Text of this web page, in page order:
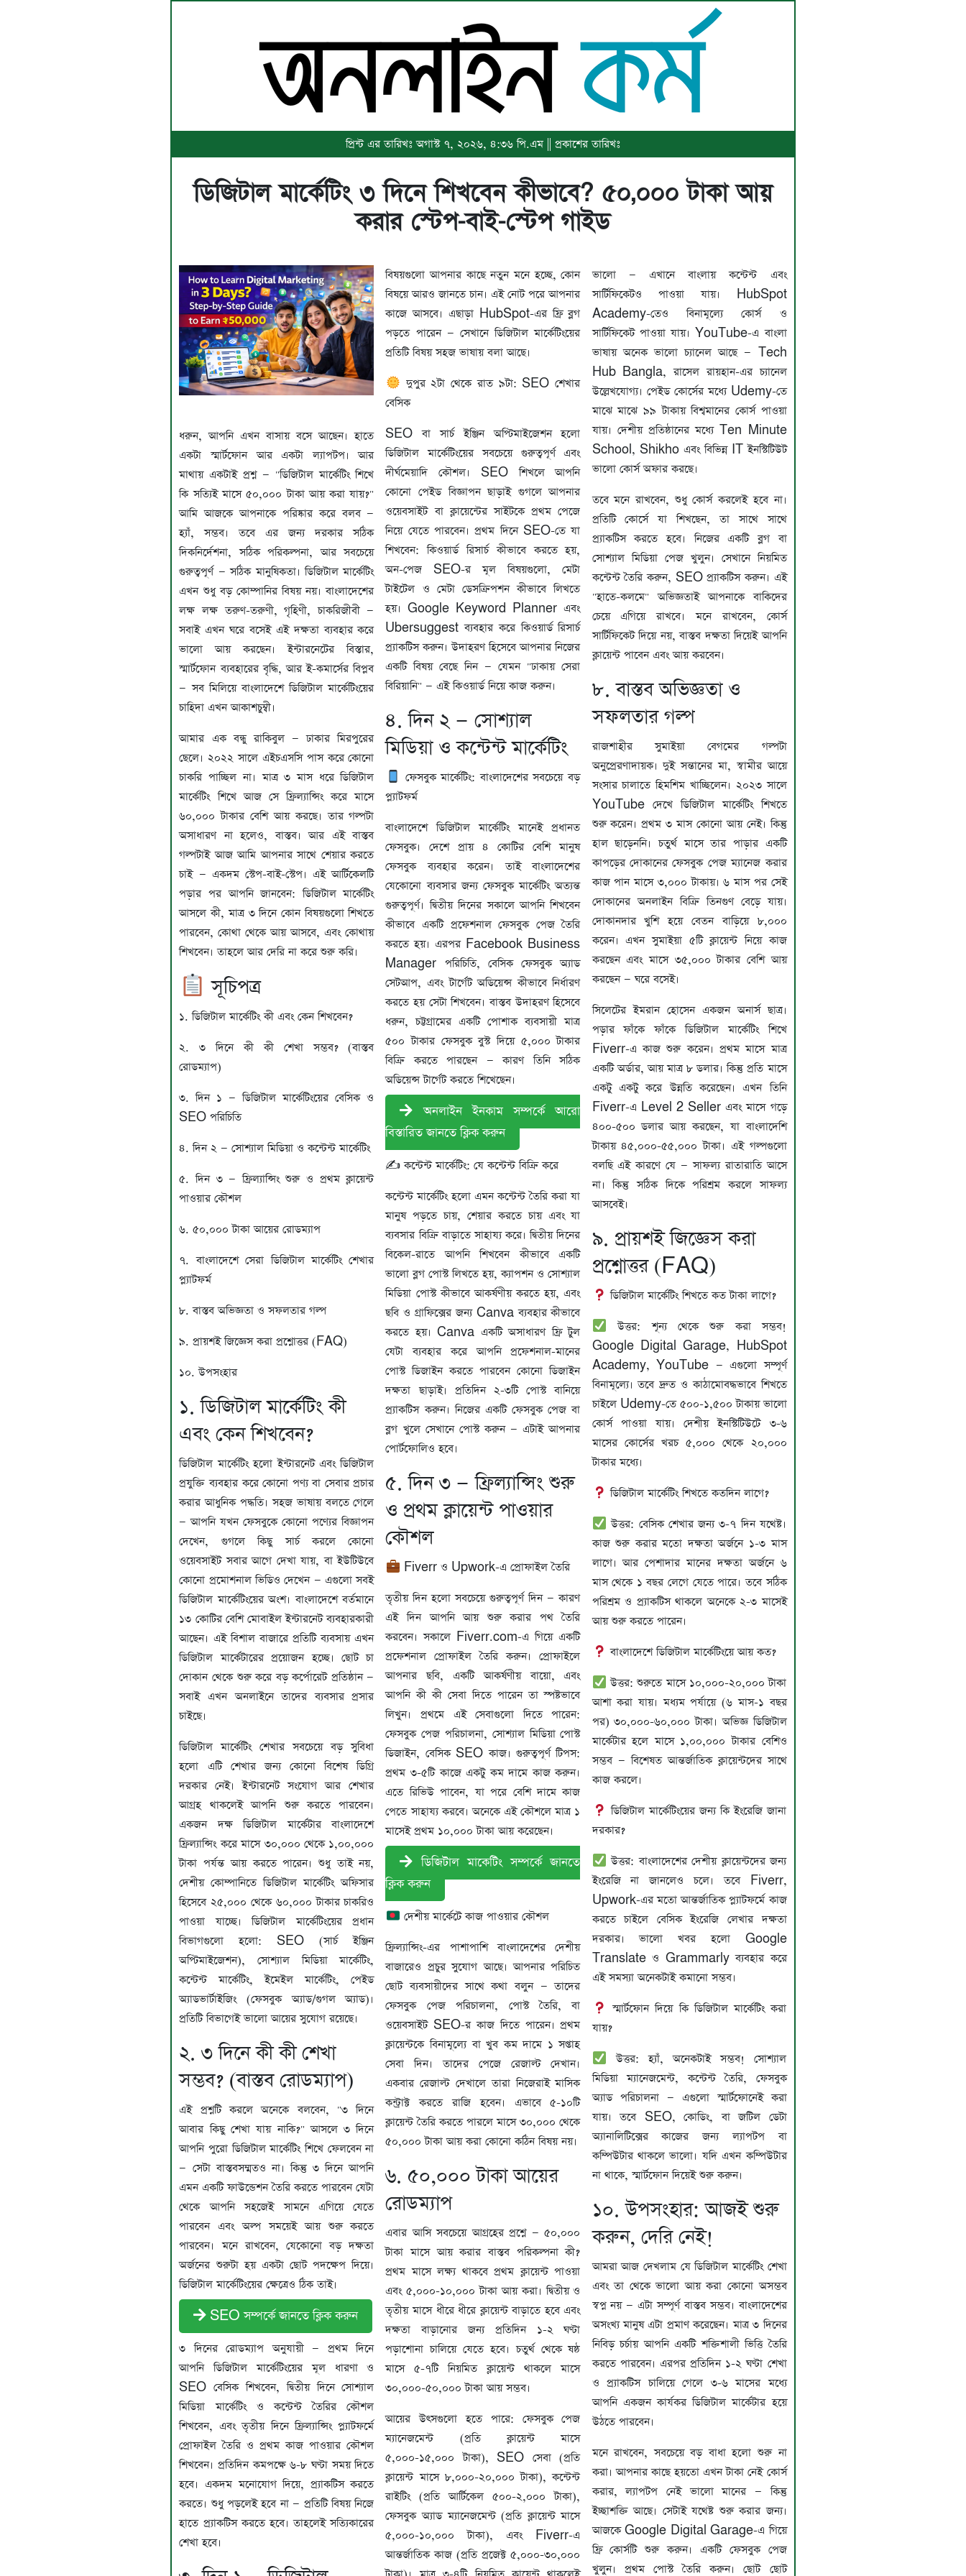
প্রিন্ট এর তারিখঃ অগাস্ট ৭, ২০২৬, ৪:৩৬ পি.এম || প্রকাশের তারিখঃ
ডিজিটাল মার্কেটিং ৩ দিনে শিখবেন কীভাবে? ৫০,০০০ টাকা আয়
করার স্টেপ-বাই-স্টেপ গাইড
ধরুন, আপনি এখন বাসায় বসে আছেন। হাতে
একটা স্মার্টফোন আর একটা ল্যাপটপ। আর
মাথায় একটাই প্রশ্ন — "ডিজিটাল মার্কেটিং শিখে
কি সত্যিই মাসে ৫০,০০০ টাকা আয় করা যায়?"
আমি আজকে আপনাকে পরিষ্কার করে বলব —
হ্যাঁ, সম্ভব। তবে এর জন্য দরকার সঠিক
দিকনির্দেশনা, সঠিক পরিকল্পনা, আর সবচেয়ে
গুরুত্বপূর্ণ — সঠিক মানুষিকতা। ডিজিটাল মার্কেটিং
এখন শুধু বড় কোম্পানির বিষয় নয়। বাংলাদেশের
লক্ষ লক্ষ তরুণ-তরুণী, গৃহিণী, চাকরিজীবী —
সবাই এখন ঘরে বসেই এই দক্ষতা ব্যবহার করে
ভালো আয় করছেন। ইন্টারনেটের বিস্তার,
স্মার্টফোন ব্যবহারের বৃদ্ধি, আর ই-কমার্সের বিপ্লব
— সব মিলিয়ে বাংলাদেশে ডিজিটাল মার্কেটিংয়ের
চাহিদা এখন আকাশচুম্বী।
আমার এক বন্ধু রাকিবুল — ঢাকার মিরপুরের
ছেলে। ২০২২ সালে এইচএসসি পাস করে কোনো
চাকরি পাচ্ছিল না। মাত্র ৩ মাস ধরে ডিজিটাল
মার্কেটিং শিখে আজ সে ফ্রিল্যান্সিং করে মাসে
৬০,০০০ টাকার বেশি আয় করছে। তার গল্পটা
অসাধারণ না হলেও, বাস্তব। আর এই বাস্তব
গল্পটাই আজ আমি আপনার সাথে শেয়ার করতে
চাই — একদম স্টেপ-বাই-স্টেপ। এই আর্টিকেলটি
পড়ার পর আপনি জানবেন: ডিজিটাল মার্কেটিং
আসলে কী, মাত্র ৩ দিনে কোন বিষয়গুলো শিখতে
পারবেন, কোথা থেকে আয় আসবে, এবং কোথায়
শিখবেন। তাহলে আর দেরি না করে শুরু করি।
সূচিপত্র
১. ডিজিটাল মার্কেটিং কী এবং কেন শিখবেন?
২. ৩ দিনে কী কী শেখা সম্ভব? (বাস্তব
রোডম্যাপ)
৩. দিন ১ — ডিজিটাল মার্কেটিংয়ের বেসিক ও
SEO পরিচিতি
৪. দিন ২ — সোশ্যাল মিডিয়া ও কন্টেন্ট মার্কেটিং
৫. দিন ৩ — ফ্রিল্যান্সিং শুরু ও প্রথম ক্লায়েন্ট
পাওয়ার কৌশল
৬. ৫০,০০০ টাকা আয়ের রোডম্যাপ
৭. বাংলাদেশে সেরা ডিজিটাল মার্কেটিং শেখার
প্ল্যাটফর্ম
৮. বাস্তব অভিজ্ঞতা ও সফলতার গল্প
৯. প্রায়শই জিজ্ঞেস করা প্রশ্নোত্তর (FAQ)
১০. উপসংহার
১. ডিজিটাল মার্কেটিং কী
এবং কেন শিখবেন?
ডিজিটাল মার্কেটিং হলো ইন্টারনেট এবং ডিজিটাল
প্রযুক্তি ব্যবহার করে কোনো পণ্য বা সেবার প্রচার
করার আধুনিক পদ্ধতি। সহজ ভাষায় বলতে গেলে
— আপনি যখন ফেসবুকে কোনো পণ্যের বিজ্ঞাপন
দেখেন, গুগলে কিছু সার্চ করলে কোনো
ওয়েবসাইট সবার আগে দেখা যায়, বা ইউটিউবে
কোনো প্রমোশনাল ভিডিও দেখেন — এগুলো সবই
ডিজিটাল মার্কেটিংয়ের অংশ। বাংলাদেশে বর্তমানে
১৩ কোটির বেশি মোবাইল ইন্টারনেট ব্যবহারকারী
আছেন। এই বিশাল বাজারে প্রতিটি ব্যবসায় এখন
ডিজিটাল মার্কেটারের প্রয়োজন হচ্ছে। ছোট চা
দোকান থেকে শুরু করে বড় কর্পোরেট প্রতিষ্ঠান —
সবাই এখন অনলাইনে তাদের ব্যবসার প্রসার
চাইছে।
ডিজিটাল মার্কেটিং শেখার সবচেয়ে বড় সুবিধা
হলো এটি শেখার জন্য কোনো বিশেষ ডিগ্রি
দরকার নেই। ইন্টারনেট সংযোগ আর শেখার
আগ্রহ থাকলেই আপনি শুরু করতে পারবেন।
একজন দক্ষ ডিজিটাল মার্কেটার বাংলাদেশে
ফ্রিল্যান্সিং করে মাসে ৩০,০০০ থেকে ১,০০,০০০
টাকা পর্যন্ত আয় করতে পারেন। শুধু তাই নয়,
দেশীয় কোম্পানিতে ডিজিটাল মার্কেটিং অফিসার
হিসেবে ২৫,০০০ থেকে ৬০,০০০ টাকার চাকরিও
পাওয়া যাচ্ছে। ডিজিটাল মার্কেটিংয়ের প্রধান
বিভাগগুলো হলো: SEO (সার্চ ইঞ্জিন
অপ্টিমাইজেশন), সোশ্যাল মিডিয়া মার্কেটিং,
কন্টেন্ট মার্কেটিং, ইমেইল মার্কেটিং, পেইড
অ্যাডভার্টাইজিং (ফেসবুক অ্যাড/গুগল অ্যাড)।
প্রতিটি বিভাগেই ভালো আয়ের সুযোগ রয়েছে।
২. ৩ দিনে কী কী শেখা
সম্ভব? (বাস্তব রোডম্যাপ)
এই প্রশ্নটি করলে অনেকে বলবেন, "৩ দিনে
আবার কিছু শেখা যায় নাকি?" আসলে ৩ দিনে
আপনি পুরো ডিজিটাল মার্কেটিং শিখে ফেলবেন না
— সেটা বাস্তবসম্মতও না। কিন্তু ৩ দিনে আপনি
এমন একটি ফাউন্ডেশন তৈরি করতে পারবেন যেটা
থেকে আপনি সহজেই সামনে এগিয়ে যেতে
পারবেন এবং অল্প সময়েই আয় শুরু করতে
পারবেন। মনে রাখবেন, যেকোনো বড় দক্ষতা
অর্জনের শুরুটা হয় একটা ছোট পদক্ষেপ দিয়ে।
ডিজিটাল মার্কেটিংয়ের ক্ষেত্রেও ঠিক তাই।
SEO সম্পর্কে জানতে ক্লিক করুন
৩ দিনের রোডম্যাপ অনুযায়ী — প্রথম দিনে
আপনি ডিজিটাল মার্কেটিংয়ের মূল ধারণা ও
SEO বেসিক শিখবেন, দ্বিতীয় দিনে সোশ্যাল
মিডিয়া মার্কেটিং ও কন্টেন্ট তৈরির কৌশল
শিখবেন, এবং তৃতীয় দিনে ফ্রিল্যান্সিং প্ল্যাটফর্মে
প্রোফাইল তৈরি ও প্রথম কাজ পাওয়ার কৌশল
শিখবেন। প্রতিদিন কমপক্ষে ৬-৮ ঘণ্টা সময় দিতে
হবে। একদম মনোযোগ দিয়ে, প্র্যাকটিস করতে
করতে। শুধু পড়লেই হবে না — প্রতিটি বিষয় নিজে
হাতে প্র্যাকটিস করতে হবে। তাহলেই সত্যিকারের
শেখা হবে।
বিষয়গুলো আপনার কাছে নতুন মনে হচ্ছে, কোন
বিষয়ে আরও জানতে চান। এই নোট পরে আপনার
কাজে আসবে। এছাড়া HubSpot-এর ফ্রি ব্লগ
পড়তে পারেন — সেখানে ডিজিটাল মার্কেটিংয়ের
প্রতিটি বিষয় সহজ ভাষায় বলা আছে।
দুপুর ২টা থেকে রাত ৯টা: SEO শেখার
বেসিক
SEO বা সার্চ ইঞ্জিন অপ্টিমাইজেশন হলো
ডিজিটাল মার্কেটিংয়ের সবচেয়ে গুরুত্বপূর্ণ এবং
দীর্ঘমেয়াদি কৌশল। SEO শিখলে আপনি
কোনো পেইড বিজ্ঞাপন ছাড়াই গুগলে আপনার
ওয়েবসাইট বা ক্লায়েন্টের সাইটকে প্রথম পেজে
নিয়ে যেতে পারবেন। প্রথম দিনে SEO-তে যা
শিখবেন: কিওয়ার্ড রিসার্চ কীভাবে করতে হয়,
অন-পেজ SEO-র মূল বিষয়গুলো, মেটা
টাইটেল ও মেটা ডেসক্রিপশন কীভাবে লিখতে
হয়। Google Keyword Planner এবং
Ubersuggest ব্যবহার করে কিওয়ার্ড রিসার্চ
প্র্যাকটিস করুন। উদাহরণ হিসেবে আপনার নিজের
একটি বিষয় বেছে নিন — যেমন "ঢাকায় সেরা
বিরিয়ানি" — এই কিওয়ার্ড নিয়ে কাজ করুন।
৪. দিন ২ — সোশ্যাল
মিডিয়া ও কন্টেন্ট মার্কেটিং
ফেসবুক মার্কেটিং: বাংলাদেশের সবচেয়ে বড়
প্ল্যাটফর্ম
বাংলাদেশে ডিজিটাল মার্কেটিং মানেই প্রধানত
ফেসবুক। দেশে প্রায় ৪ কোটির বেশি মানুষ
ফেসবুক ব্যবহার করেন। তাই বাংলাদেশের
যেকোনো ব্যবসার জন্য ফেসবুক মার্কেটিং অত্যন্ত
গুরুত্বপূর্ণ। দ্বিতীয় দিনের সকালে আপনি শিখবেন
কীভাবে একটি প্রফেশনাল ফেসবুক পেজ তৈরি
করতে হয়। এরপর Facebook Business
Manager পরিচিতি, বেসিক ফেসবুক অ্যাড
সেটআপ, এবং টার্গেট অডিয়েন্স কীভাবে নির্ধারণ
করতে হয় সেটা শিখবেন। বাস্তব উদাহরণ হিসেবে
ধরুন, চট্টগ্রামের একটি পোশাক ব্যবসায়ী মাত্র
৫০০ টাকার ফেসবুক বুস্ট দিয়ে ৫,০০০ টাকার
বিক্রি করতে পারছেন — কারণ তিনি সঠিক
অডিয়েন্স টার্গেট করতে শিখেছেন।
অনলাইন ইনকাম সম্পর্কে আরো
বিস্তারিত জানতে ক্লিক করুন
✍️ কন্টেন্ট মার্কেটিং: যে কন্টেন্ট বিক্রি করে
কন্টেন্ট মার্কেটিং হলো এমন কন্টেন্ট তৈরি করা যা
মানুষ পড়তে চায়, শেয়ার করতে চায় এবং যা
ব্যবসার বিক্রি বাড়াতে সাহায্য করে। দ্বিতীয় দিনের
বিকেল-রাতে আপনি শিখবেন কীভাবে একটি
ভালো ব্লগ পোস্ট লিখতে হয়, ক্যাপশন ও সোশ্যাল
মিডিয়া পোস্ট কীভাবে আকর্ষণীয় করতে হয়, এবং
ছবি ও গ্রাফিক্সের জন্য Canva ব্যবহার কীভাবে
করতে হয়। Canva একটি অসাধারণ ফ্রি টুল
যেটা ব্যবহার করে আপনি প্রফেশনাল-মানের
পোস্ট ডিজাইন করতে পারবেন কোনো ডিজাইন
দক্ষতা ছাড়াই। প্রতিদিন ২-৩টি পোস্ট বানিয়ে
প্র্যাকটিস করুন। নিজের একটি ফেসবুক পেজ বা
ব্লগ খুলে সেখানে পোস্ট করুন — এটাই আপনার
পোর্টফোলিও হবে।
৫. দিন ৩ — ফ্রিল্যান্সিং শুরু
ও প্রথম ক্লায়েন্ট পাওয়ার
কৌশল
Fiverr ও Upwork-এ প্রোফাইল তৈরি
তৃতীয় দিন হলো সবচেয়ে গুরুত্বপূর্ণ দিন — কারণ
এই দিন আপনি আয় শুরু করার পথ তৈরি
করবেন। সকালে Fiverr.com-এ গিয়ে একটি
প্রফেশনাল প্রোফাইল তৈরি করুন। প্রোফাইলে
আপনার ছবি, একটি আকর্ষণীয় বায়ো, এবং
আপনি কী কী সেবা দিতে পারেন তা স্পষ্টভাবে
লিখুন। প্রথমে এই সেবাগুলো দিতে পারেন:
ফেসবুক পেজ পরিচালনা, সোশ্যাল মিডিয়া পোস্ট
ডিজাইন, বেসিক SEO কাজ। গুরুত্বপূর্ণ টিপস:
প্রথম ৩-৫টি কাজে একটু কম দামে কাজ করুন।
এতে রিভিউ পাবেন, যা পরে বেশি দামে কাজ
পেতে সাহায্য করবে। অনেকে এই কৌশলে মাত্র ১
মাসেই প্রথম ১০,০০০ টাকা আয় করেছেন।
ডিজিটাল মাকেটিং সম্পর্কে জানতে
ক্লিক করুন
দেশীয় মার্কেটে কাজ পাওয়ার কৌশল
ফ্রিল্যান্সিং-এর পাশাপাশি বাংলাদেশের দেশীয়
বাজারেও প্রচুর সুযোগ আছে। আপনার পরিচিত
ছোট ব্যবসায়ীদের সাথে কথা বলুন — তাদের
ফেসবুক পেজ পরিচালনা, পোস্ট তৈরি, বা
ওয়েবসাইট SEO-র কাজ দিতে পারেন। প্রথম
ক্লায়েন্টকে বিনামূল্যে বা খুব কম দামে ১ সপ্তাহ
সেবা দিন। তাদের পেজে রেজাল্ট দেখান।
একবার রেজাল্ট দেখালে তারা নিজেরাই মাসিক
কন্ট্রাক্ট করতে রাজি হবেন। এভাবে ৫-১০টি
ক্লায়েন্ট তৈরি করতে পারলে মাসে ৩০,০০০ থেকে
৫০,০০০ টাকা আয় করা কোনো কঠিন বিষয় নয়।
৬. ৫০,০০০ টাকা আয়ের
রোডম্যাপ
এবার আসি সবচেয়ে আগ্রহের প্রশ্নে — ৫০,০০০
টাকা মাসে আয় করার বাস্তব পরিকল্পনা কী?
প্রথম মাসে লক্ষ্য থাকবে প্রথম ক্লায়েন্ট পাওয়া
এবং ৫,০০০-১০,০০০ টাকা আয় করা। দ্বিতীয় ও
তৃতীয় মাসে ধীরে ধীরে ক্লায়েন্ট বাড়াতে হবে এবং
দক্ষতা বাড়ানোর জন্য প্রতিদিন ১-২ ঘণ্টা
পড়াশোনা চালিয়ে যেতে হবে। চতুর্থ থেকে ষষ্ঠ
মাসে ৫-৭টি নিয়মিত ক্লায়েন্ট থাকলে মাসে
৩০,০০০-৫০,০০০ টাকা আয় সম্ভব।
আয়ের উৎসগুলো হতে পারে: ফেসবুক পেজ
ম্যানেজমেন্ট (প্রতি ক্লায়েন্ট মাসে
৫,০০০-১৫,০০০ টাকা), SEO সেবা (প্রতি
ক্লায়েন্ট মাসে ৮,০০০-২০,০০০ টাকা), কন্টেন্ট
রাইটিং (প্রতি আর্টিকেল ৫০০-২,০০০ টাকা),
ফেসবুক অ্যাড ম্যানেজমেন্ট (প্রতি ক্লায়েন্ট মাসে
৫,০০০-১০,০০০ টাকা), এবং Fiverr-এ
আন্তর্জাতিক কাজ (প্রতি প্রজেক্ট ৫,০০০-৩০,০০০
ভালো — এখানে বাংলায় কন্টেন্ট এবং
সার্টিফিকেটও পাওয়া যায়। HubSpot
Academy-তেও বিনামূল্যে কোর্স ও
সার্টিফিকেট পাওয়া যায়। YouTube-এ বাংলা
ভাষায় অনেক ভালো চ্যানেল আছে — Tech
Hub Bangla, রাসেল রায়হান-এর চ্যানেল
উল্লেখযোগ্য। পেইড কোর্সের মধ্যে Udemy-তে
মাঝে মাঝে ৯৯ টাকায় বিশ্বমানের কোর্স পাওয়া
যায়। দেশীয় প্রতিষ্ঠানের মধ্যে Ten Minute
School, Shikho এবং বিভিন্ন IT ইনস্টিটিউট
ভালো কোর্স অফার করছে।
তবে মনে রাখবেন, শুধু কোর্স করলেই হবে না।
প্রতিটি কোর্সে যা শিখছেন, তা সাথে সাথে
প্র্যাকটিস করতে হবে। নিজের একটি ব্লগ বা
সোশ্যাল মিডিয়া পেজ খুলুন। সেখানে নিয়মিত
কন্টেন্ট তৈরি করুন, SEO প্র্যাকটিস করুন। এই
"হাতে-কলমে" অভিজ্ঞতাই আপনাকে বাকিদের
চেয়ে এগিয়ে রাখবে। মনে রাখবেন, কোর্স
সার্টিফিকেট দিয়ে নয়, বাস্তব দক্ষতা দিয়েই আপনি
ক্লায়েন্ট পাবেন এবং আয় করবেন।
৮. বাস্তব অভিজ্ঞতা ও
সফলতার গল্প
রাজশাহীর সুমাইয়া বেগমের গল্পটা
অনুপ্রেরণাদায়ক। দুই সন্তানের মা, স্বামীর আয়ে
সংসার চালাতে হিমশিম খাচ্ছিলেন। ২০২৩ সালে
YouTube দেখে ডিজিটাল মার্কেটিং শিখতে
শুরু করেন। প্রথম ৩ মাস কোনো আয় নেই। কিন্তু
হাল ছাড়েননি। চতুর্থ মাসে তার পাড়ার একটি
কাপড়ের দোকানের ফেসবুক পেজ ম্যানেজ করার
কাজ পান মাসে ৩,০০০ টাকায়। ৬ মাস পর সেই
দোকানের অনলাইন বিক্রি তিনগুণ বেড়ে যায়।
দোকানদার খুশি হয়ে বেতন বাড়িয়ে ৮,০০০
করেন। এখন সুমাইয়া ৫টি ক্লায়েন্ট নিয়ে কাজ
করছেন এবং মাসে ৩৫,০০০ টাকার বেশি আয়
করছেন — ঘরে বসেই।
সিলেটের ইমরান হোসেন একজন অনার্স ছাত্র।
পড়ার ফাঁকে ফাঁকে ডিজিটাল মার্কেটিং শিখে
Fiverr-এ কাজ শুরু করেন। প্রথম মাসে মাত্র
একটি অর্ডার, আয় মাত্র ৮ ডলার। কিন্তু প্রতি মাসে
একটু একটু করে উন্নতি করেছেন। এখন তিনি
Fiverr-এ Level 2 Seller এবং মাসে গড়ে
৪০০-৫০০ ডলার আয় করছেন, যা বাংলাদেশি
টাকায় ৪৫,০০০-৫৫,০০০ টাকা। এই গল্পগুলো
বলছি এই কারণে যে — সাফল্য রাতারাতি আসে
না। কিন্তু সঠিক দিকে পরিশ্রম করলে সাফল্য
আসবেই।
৯. প্রায়শই জিজ্ঞেস করা
প্রশ্নোত্তর (FAQ)
ডিজিটাল মার্কেটিং শিখতে কত টাকা লাগে?
উত্তর: শূন্য থেকে শুরু করা সম্ভব!
Google Digital Garage, HubSpot
Academy, YouTube — এগুলো সম্পূর্ণ
বিনামূল্যে। তবে দ্রুত ও কাঠামোবদ্ধভাবে শিখতে
চাইলে Udemy-তে ৫০০-১,৫০০ টাকায় ভালো
কোর্স পাওয়া যায়। দেশীয় ইনস্টিটিউটে ৩-৬
মাসের কোর্সের খরচ ৫,০০০ থেকে ২০,০০০
টাকার মধ্যে।
ডিজিটাল মার্কেটিং শিখতে কতদিন লাগে?
উত্তর: বেসিক শেখার জন্য ৩-৭ দিন যথেষ্ট।
কাজ শুরু করার মতো দক্ষতা অর্জনে ১-৩ মাস
লাগে। আর পেশাদার মানের দক্ষতা অর্জনে ৬
মাস থেকে ১ বছর লেগে যেতে পারে। তবে সঠিক
পরিশ্রম ও প্র্যাকটিস থাকলে অনেকে ২-৩ মাসেই
আয় শুরু করতে পারেন।
বাংলাদেশে ডিজিটাল মার্কেটিংয়ে আয় কত?
উত্তর: শুরুতে মাসে ১০,০০০-২০,০০০ টাকা
আশা করা যায়। মধ্যম পর্যায়ে (৬ মাস-১ বছর
পর) ৩০,০০০-৬০,০০০ টাকা। অভিজ্ঞ ডিজিটাল
মার্কেটার হলে মাসে ১,০০,০০০ টাকার বেশিও
সম্ভব — বিশেষত আন্তর্জাতিক ক্লায়েন্টদের সাথে
কাজ করলে।
ডিজিটাল মার্কেটিংয়ের জন্য কি ইংরেজি জানা
দরকার?
উত্তর: বাংলাদেশের দেশীয় ক্লায়েন্টদের জন্য
ইংরেজি না জানলেও চলে। তবে Fiverr,
Upwork-এর মতো আন্তর্জাতিক প্ল্যাটফর্মে কাজ
করতে চাইলে বেসিক ইংরেজি লেখার দক্ষতা
দরকার। ভালো খবর হলো Google
Translate ও Grammarly ব্যবহার করে
এই সমস্যা অনেকটাই কমানো সম্ভব।
স্মার্টফোন দিয়ে কি ডিজিটাল মার্কেটিং করা
যায়?
উত্তর: হ্যাঁ, অনেকটাই সম্ভব! সোশ্যাল
মিডিয়া ম্যানেজমেন্ট, কন্টেন্ট তৈরি, ফেসবুক
অ্যাড পরিচালনা — এগুলো স্মার্টফোনেই করা
যায়। তবে SEO, কোডিং, বা জটিল ডেটা
অ্যানালিটিক্সের কাজের জন্য ল্যাপটপ বা
কম্পিউটার থাকলে ভালো। যদি এখন কম্পিউটার
না থাকে, স্মার্টফোন দিয়েই শুরু করুন।
১০. উপসংহার: আজই শুরু
করুন, দেরি নেই!
আমরা আজ দেখলাম যে ডিজিটাল মার্কেটিং শেখা
এবং তা থেকে ভালো আয় করা কোনো অসম্ভব
স্বপ্ন নয় — এটা সম্পূর্ণ বাস্তব সম্ভব। বাংলাদেশের
অসংখ্য মানুষ এটা প্রমাণ করেছেন। মাত্র ৩ দিনের
নিবিড় চর্চায় আপনি একটি শক্তিশালী ভিত্তি তৈরি
করতে পারবেন। এরপর প্রতিদিন ১-২ ঘণ্টা শেখা
ও প্র্যাকটিস চালিয়ে গেলে ৩-৬ মাসের মধ্যে
আপনি একজন কার্যকর ডিজিটাল মার্কেটার হয়ে
উঠতে পারবেন।
মনে রাখবেন, সবচেয়ে বড় বাধা হলো শুরু না
করা। আপনার কাছে হয়তো এখন টাকা নেই কোর্স
করার, ল্যাপটপ নেই ভালো মানের — কিন্তু
ইচ্ছাশক্তি আছে। সেটাই যথেষ্ট শুরু করার জন্য।
আজকে Google Digital Garage-এ গিয়ে
ফ্রি কোর্সটি শুরু করুন। একটি ফেসবুক পেজ
খুলুন। প্রথম পোস্ট তৈরি করুন। ছোট ছোট